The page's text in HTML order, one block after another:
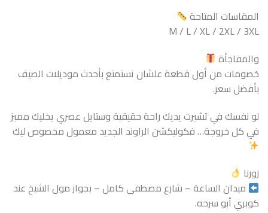
المقاسات المتاحة
M / L / XL / 2XL / 3XL
والمفاجأة
خصومات من أول قطعة علشان تستمتع بأحدث موديلات الصيف
بأفضل سعر.
لو نفسك في تشيرت يديك راحة حقيقية وستايل عصري يخليك مميز
في كل خروجة… فكوليكشن الراوند الجديد معمول مخصوص ليك
زورنا
ميدان الساعة – شارع مصطفى كامل – بجوار مول الشيخ عند
كوبري أبو سرحه.